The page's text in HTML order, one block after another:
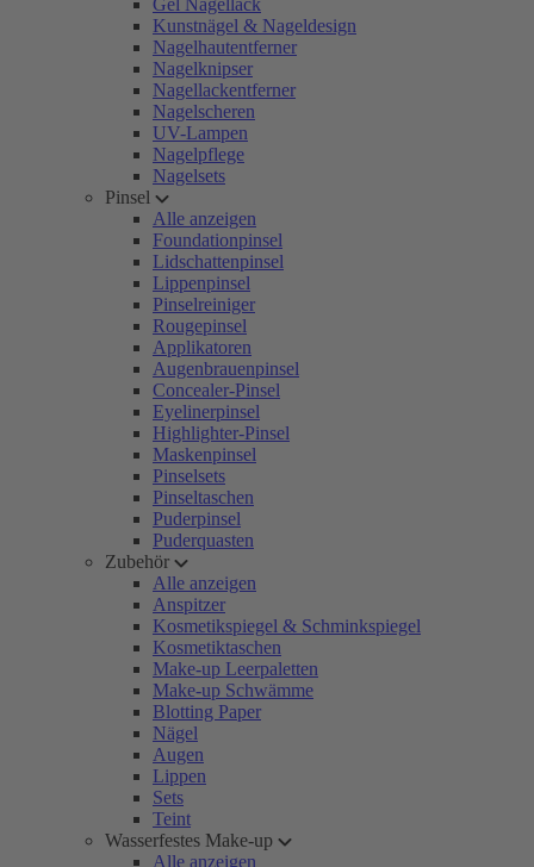
Gel Nagellack
Kunstnägel & Nageldesign
Nagelhautentferner
Nagelknipser
Nagellackentferner
Nagelscheren
UV-Lampen
Nagelpflege
Nagelsets
Pinsel
Alle anzeigen
Foundationpinsel
Lidschattenpinsel
Lippenpinsel
Pinselreiniger
Rougepinsel
Applikatoren
Augenbrauenpinsel
Concealer-Pinsel
Eyelinerpinsel
Highlighter-Pinsel
Maskenpinsel
Pinselsets
Pinseltaschen
Puderpinsel
Puderquasten
Zubehör
Alle anzeigen
Anspitzer
Kosmetikspiegel & Schminkspiegel
Kosmetiktaschen
Make-up Leerpaletten
Make-up Schwämme
Blotting Paper
Nägel
Augen
Lippen
Sets
Teint
Wasserfestes Make-up
Alle anzeigen